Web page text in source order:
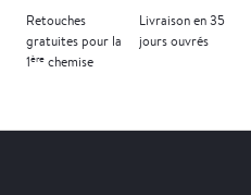
Retouches
gratuites pour la
1ère chemise
Livraison en 35
jours ouvrés